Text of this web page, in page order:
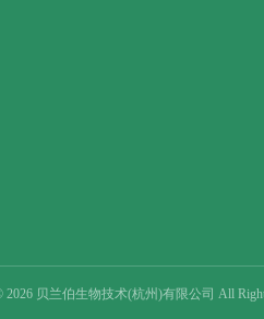
2026 贝兰伯生物技术(杭州)有限公司 All